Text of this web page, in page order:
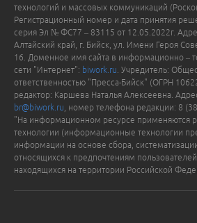
технологий и массовых коммуникаций
Регистрационный номер и дата принятия
серия Эл № ФС77 – 83115 от 12.05.2022г.
Алтайский край, г. Бийск, ул. Имени Героя
16. Доменное имя сайта в информационно –
сети "Интернет": biwork.ru . Учредитель:
ответственностью "Пресса-Бийск" (ОГРН
редактор: Каршева Наталья Алексеевна.
br@biwork.ru , номер телефона редакции: 8
"На информационном ресурсе применяются
технологии (информационные технологии
информации на основе сбора,
относящихся к предпочтениям
находящихся на территории Российской